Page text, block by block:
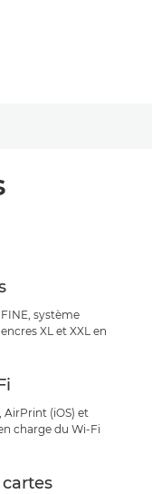
système
XL et XXL en
AirPrint (iOS) et
charge du Wi-Fi